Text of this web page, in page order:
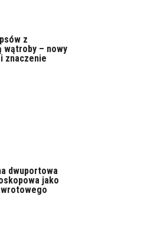
z
wątroby – nowy
znaczenie
dwuportowa
jako